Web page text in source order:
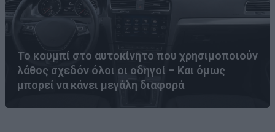
Το κουμπί στο αυτοκίνητο που χρησιμοποιούν
λάθος σχεδόν όλοι οι οδηγοί – Και όμως
μπορεί να κάνει μεγάλη διαφορά